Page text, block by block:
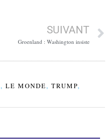
SUIVANT
Groenland : Washington insiste
, LE MONDE, TRUMP,